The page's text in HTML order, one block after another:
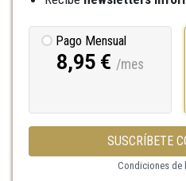
Pago Mensual
8,95 € /mes
SUSCRÍBETE
Condiciones de